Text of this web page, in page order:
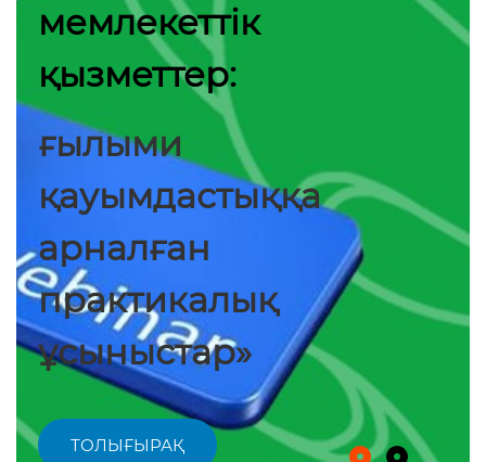
мемлекеттік
қызметтер:
ғылыми
қауымдастыққа
арналған
практикалық
ұсыныстар»
ТОЛЫҒЫРАҚ